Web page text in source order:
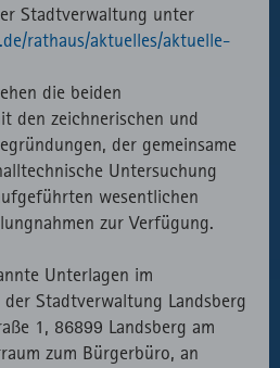
Stadtverwaltung unter
rathaus/aktuelles/aktuelle-
die beiden
den zeichnerischen und
der gemeinsame
Untersuchung
wesentlichen
zur Verfügung.
Unterlagen im
Stadtverwaltung Landsberg
1, 86899 Landsberg am
zum Bürgerbüro, an